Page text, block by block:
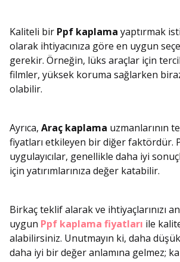
Kaliteli bir Ppf kaplama yaptırmak
olarak ihtiyacınıza göre en uygun
gerekir. Örneğin, lüks araçlar için
filmler, yüksek koruma sağlarken
olabilir.
Ayrıca, Araç kaplama uzmanlarının
fiyatları etkileyen bir diğer faktördür.
uygulayıcılar, genellikle daha iyi
için yatırımlarınıza değer katabilir.
Birkaç teklif alarak ve ihtiyaçlarınızı
uygun Ppf kaplama fiyatları ile
alabilirsiniz. Unutmayın ki, daha
daha iyi bir değer anlamına gelmez;